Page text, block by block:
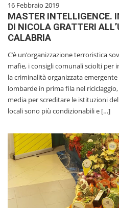
16 Febbraio 2019
MASTER INTELLIGENCE.
DI NICOLA GRATTERI
CALABRIA
C’è un’organizzazione terroristica
mafie, i consigli comunali sciolti per
la criminalità organizzata
lombarde in prima fila nel
media per screditare le istituzioni
locali sono più condizionabili e […]